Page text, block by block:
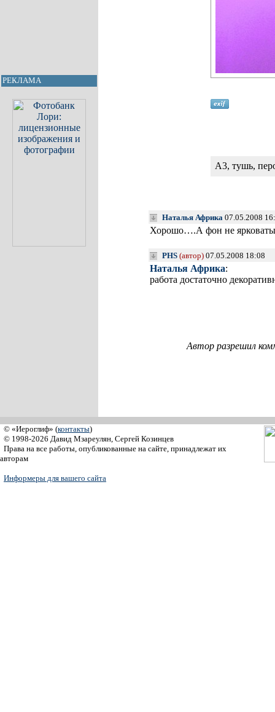
РЕКЛАМА
А3, тушь,
Наталья Африка 07.05.2008
Хорошо….А фон не
PHS (автор) 07.05.2008 18:08
Наталья Африка:
работа достаточно
Автор разрешил
© «Иероглиф» (контакты)
© 1998-2026 Давид Мзареулян, Сергей Козинцев
Права на все работы, опубликованные на сайте, принадлежат их
авторам
Информеры для вашего сайта